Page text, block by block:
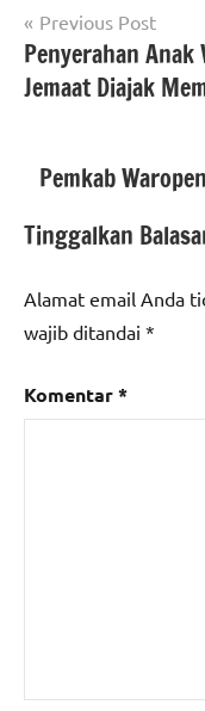
Navigasi
pos
Previous Post
Penyerahan
Jemaat Diajak
Pemkab
Tinggalkan
Alamat email Anda
wajib ditandai *
Komentar*